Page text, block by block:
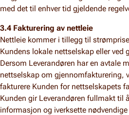
med det til enhver tid gjeldende
3.4 Fakturering av nettleie
Nettleie kommer i tillegg til
Kundens lokale nettselskap eller ved
Dersom Leverandøren har en avtale
nettselskap om gjennomfakturering,
fakturere Kunden for nettselskapets
Kunden gir Leverandøren fullmakt til
informasjon og iverksette